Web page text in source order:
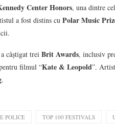
Center Honors, una dintre
a fost distins cu Polar Music
a câștigat trei Brit Awards, inclusiv
filmul “Kate & Leopold”.
.
POLICE TOP 100 FESTIVALS